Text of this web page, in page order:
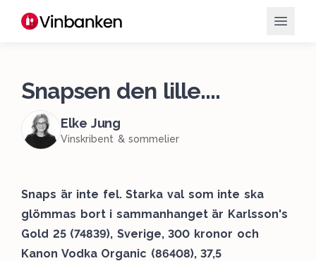
Snapsen den lille....
Elke Jung
Vinskribent & sommelier
Snaps är inte fel. Starka val som inte ska
glömmas bort i sammanhanget är Karlsson's
Gold 25 (74839), Sverige, 300 kronor och
Kanon Vodka Organic (86408), 37,5